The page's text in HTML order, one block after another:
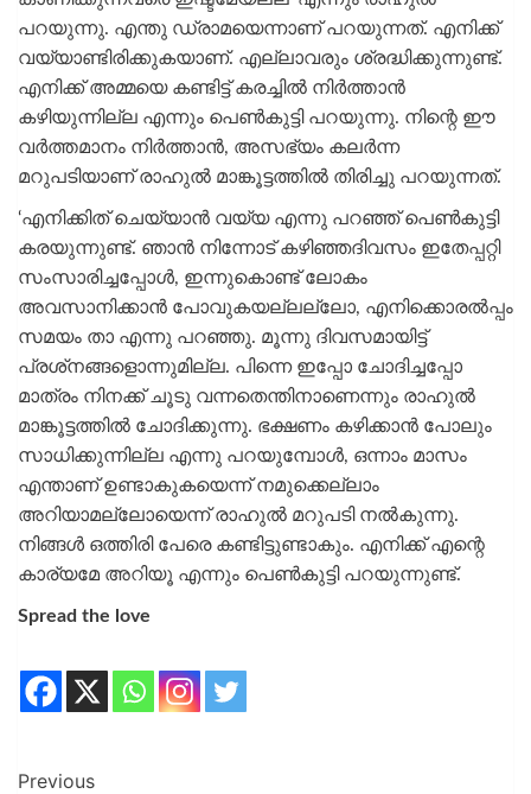
പറയുന്നു. എന്തു ഡ്രാമയെന്നാണ് പറയുന്നത്. എനിക്ക്
വയ്യാണ്ടിരിക്കുകയാണ്. എല്ലാവരും ശ്രദ്ധിക്കുന്നുണ്ട്.
എനിക്ക് അമ്മയെ കണ്ടിട്ട് കരച്ചില്‍ നിര്‍ത്താന്‍
കഴിയുന്നില്ല എന്നും പെണ്‍കുട്ടി പറയുന്നു. നിന്റെ ഈ
വര്‍ത്തമാനം നിര്‍ത്താന്‍, അസഭ്യം കലര്‍ന്ന
മറുപടിയാണ് രാഹുല്‍ മാങ്കൂട്ടത്തില്‍ തിരിച്ചു പറയുന്നത്.
‘എനിക്കിത് ചെയ്യാന്‍ വയ്യ എന്നു പറഞ്ഞ് പെൺകുട്ടി
കരയുന്നുണ്ട്. ഞാന്‍ നിന്നോട് കഴിഞ്ഞദിവസം ഇതേപ്പറ്റി
സംസാരിച്ചപ്പോള്‍, ഇന്നുകൊണ്ട് ലോകം
അവസാനിക്കാന്‍ പോവുകയല്ലല്ലോ, എനിക്കൊരല്‍പ്പം
സമയം താ എന്നു പറഞ്ഞു. മൂന്നു ദിവസമായിട്ട്
പ്രശ്‌നങ്ങളൊന്നുമില്ല. പിന്നെ ഇപ്പോ ചോദിച്ചപ്പോ
മാത്രം നിനക്ക് ചൂടു വന്നതെന്തിനാണെന്നും രാഹുല്‍
മാങ്കൂട്ടത്തില്‍ ചോദിക്കുന്നു. ഭക്ഷണം കഴിക്കാന്‍ പോലും
സാധിക്കുന്നില്ല എന്നു പറയുമ്പോള്‍, ഒന്നാം മാസം
എന്താണ് ഉണ്ടാകുകയെന്ന് നമുക്കെല്ലാം
അറിയാമല്ലോയെന്ന് രാഹുല്‍ മറുപടി നല്‍കുന്നു.
നിങ്ങള്‍ ഒത്തിരി പേരെ കണ്ടിട്ടുണ്ടാകും. എനിക്ക് എന്റെ
കാര്യമേ അറിയൂ എന്നും പെണ്‍കുട്ടി പറയുന്നുണ്ട്.
Spread the love
Previous